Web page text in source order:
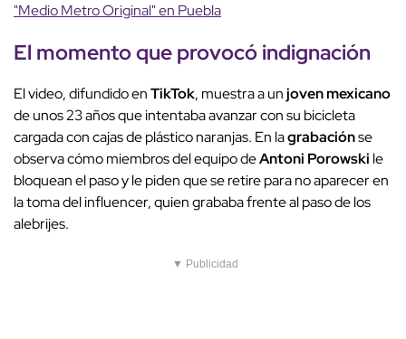
"Medio Metro Original" en Puebla
El momento que provocó indignación
El video, difundido enTikTok, muestra a unjoven mexicano
de unos 23 años que intentaba avanzar con su bicicleta
cargada con cajas de plástico naranjas. En lagrabaciónse
observa cómo miembros del equipo deAntoni Porowski le
bloquean el paso y le piden que se retire para no aparecer en
la toma del influencer, quien grababa frente al paso de los
alebrijes.
▼ Publicidad